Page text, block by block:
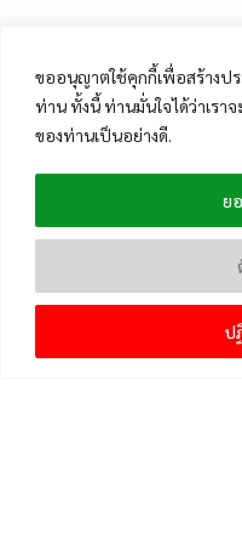
ขออนุญาตใช้คุกกี้เพื่อสร้างป
ท่าน ทั้งนี้ ท่านมั่นใจได้ว่าเร
ของท่านเป็นอย่างดี.
ป
ย